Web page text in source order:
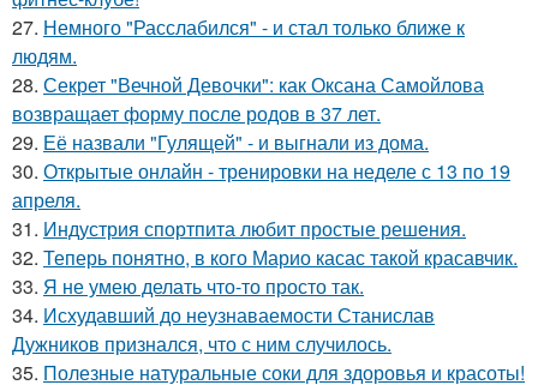
27. Немного "Расслабился" - и стал только ближе к
людям.
28. Секрет "Вечной Девочки": как Оксана Самойлова
возвращает форму после родов в 37 лет.
29. Её назвали "Гулящей" - и выгнали из дома.
30. Открытые онлайн - тренировки на неделе с 13 по 19
апреля.
31. Индустрия спортпита любит простые решения.
32. Теперь понятно, в кого Марио касас такой красавчик.
33. Я не умею делать что-то просто так.
34. Исхудавший до неузнаваемости Станислав
Дужников признался, что с ним случилось.
35. Полезные натуральные соки для здоровья и красоты!